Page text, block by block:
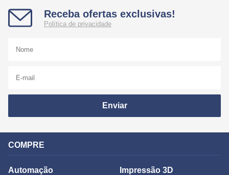
Receba ofertas exclusivas!
Política de privacidade
Enviar
COMPRE
Automação Impressão 3D